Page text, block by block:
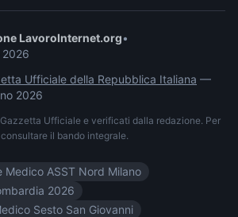
LavoroInternet.org•
2026
Ufficiale della Repubblica Italiana —
2026
Ufficiale e verificati dalla redazione. Per
il bando integrale.
Medico ASST Nord Milano
2026
Sesto San Giovanni